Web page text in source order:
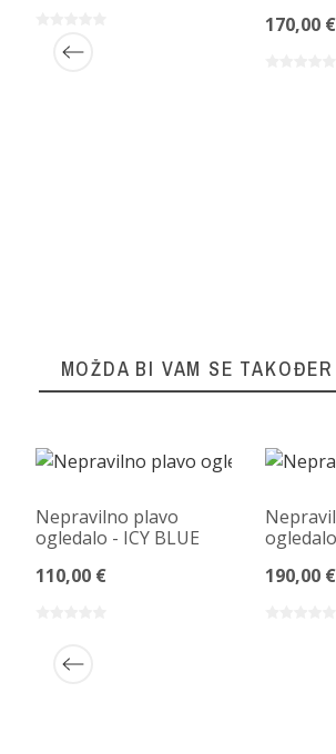
170,00 €
MOŽDA BI VAM SE
Nepravilno plavo
ogledalo - ICY BLUE
110,00 €
190,00 €